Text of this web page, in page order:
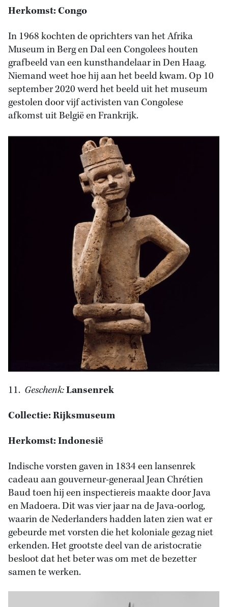
Herkomst: Congo
In 1968 kochten de oprichters van het Afrika
Museum in Berg en Dal een Congolees houten
grafbeeld van een kunsthandelaar in Den Haag.
Niemand weet hoe hij aan het beeld kwam. Op 10
september 2020 werd het beeld uit het museum
gestolen door vijf activisten van Congolese
afkomst uit België en Frankrijk.
11. Geschenk:Lansenrek
Collectie: Rijksmuseum
Herkomst: Indonesië
Indische vorsten gaven in 1834 een lansenrek
cadeau aan gouverneur-generaal Jean Chrétien
Baud toen hij een inspectiereis maakte door Java
en Madoera. Dit was vier jaar na de Java-oorlog,
waarin de Nederlanders hadden laten zien wat er
gebeurde met vorsten die het koloniale gezag niet
erkenden. Het grootste deel van de aristocratie
besloot dat het beter was om met de bezetter
samen te werken.